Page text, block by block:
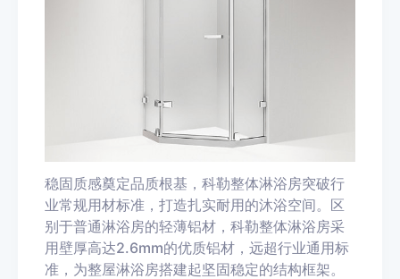
稳固质感奠定品质根基，科勒整体淋浴房突破行
业常规用材标准，打造扎实耐用的沐浴空间。区
别于普通淋浴房的轻薄铝材，科勒整体淋浴房采
用壁厚高达2.6mm的优质铝材，远超行业通用标
准，为整屋淋浴房搭建起坚固稳定的结构框架。